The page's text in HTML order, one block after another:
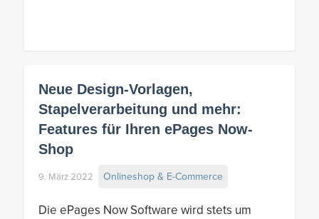
Neue Design-Vorlagen,
Stapelverarbeitung und mehr:
Features für Ihren ePages Now-
Shop
9. März 2022 Onlineshop & E-Commerce
Die ePages Now Software wird stets um